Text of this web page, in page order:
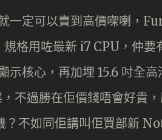
一定可以賣到高價㗎喇，
格用咗最新 i7 CPU，仲要
核心，再加埋 15.6 吋全高
不過勝在佢價錢唔會好貴
？不如同佢講叫佢買部新